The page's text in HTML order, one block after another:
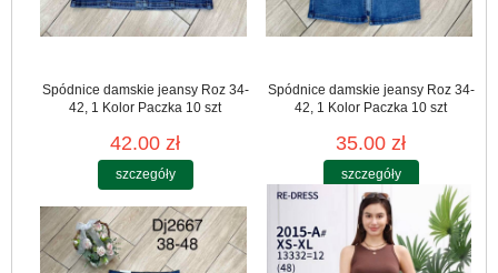
Spódnice damskie jeansy Roz 34-
42, 1 Kolor Paczka 10 szt
42.00 zł
szczegóły
Spódnice damskie jeansy Roz 34-
42, 1 Kolor Paczka 10 szt
35.00 zł
szczegóły